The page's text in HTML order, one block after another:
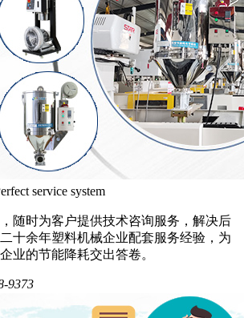
service system
随时为客户提供技术咨询服务，解决后
十余年塑料机械企业配套服务经验，为
业的节能降耗交出答卷。
9373